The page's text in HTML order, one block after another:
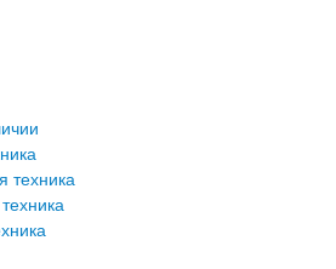
техника